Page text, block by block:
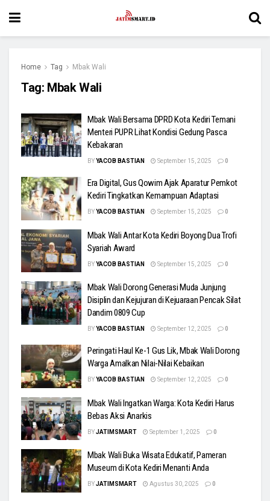
Home Tag Mbak Wali
Tag: Mbak Wali
Mbak Wali Bersama DPRD Kota Kediri Temani
Menteri PUPR Lihat Kondisi Gedung Pasca
Kebakaran
BYYACOB BASTIAN September 15, 2025 0
Era Digital, Gus Qowim Ajak Aparatur Pemkot
Kediri Tingkatkan Kemampuan Adaptasi
BYYACOB BASTIAN September 15, 2025 0
Mbak Wali Antar Kota Kediri Boyong Dua Trofi
Syariah Award
BYYACOB BASTIAN September 15, 2025 0
Mbak Wali Dorong Generasi Muda Junjung
Disiplin dan Kejujuran di Kejuaraan Pencak Silat
Dandim 0809 Cup
BYYACOB BASTIAN September 12, 2025 0
Peringati Haul Ke-1 Gus Lik, Mbak Wali Dorong
Warga Amalkan Nilai-Nilai Kebaikan
BYYACOB BASTIAN September 12, 2025 0
Mbak Wali Ingatkan Warga: Kota Kediri Harus
Bebas Aksi Anarkis
BYJATIMSMART September 1, 2025 0
Mbak Wali Buka Wisata Edukatif, Pameran
Museum di Kota Kediri Menanti Anda
BYJATIMSMART Agustus 30, 2025 0